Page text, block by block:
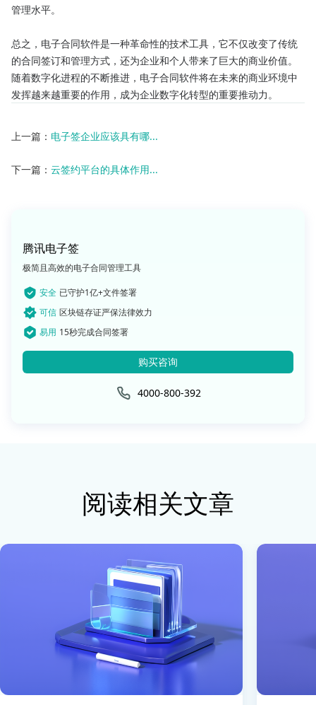
管理水平。
总之，电子合同软件是一种革命性的技术工具，它不仅改变了传统
的合同签订和管理方式，还为企业和个人带来了巨大的商业价值。
随着数字化进程的不断推进，电子合同软件将在未来的商业环境中
发挥越来越重要的作用，成为企业数字化转型的重要推动力。
上一篇： 电子签企业应该具有哪...
下一篇： 云签约平台的具体作用...
腾讯电子签
极简且高效的电子合同管理工具
安全 已守护1亿+文件签署
可信 区块链存证严保法律效力
易用 15秒完成合同签署
购买咨询
4000-800-392
阅读相关文章